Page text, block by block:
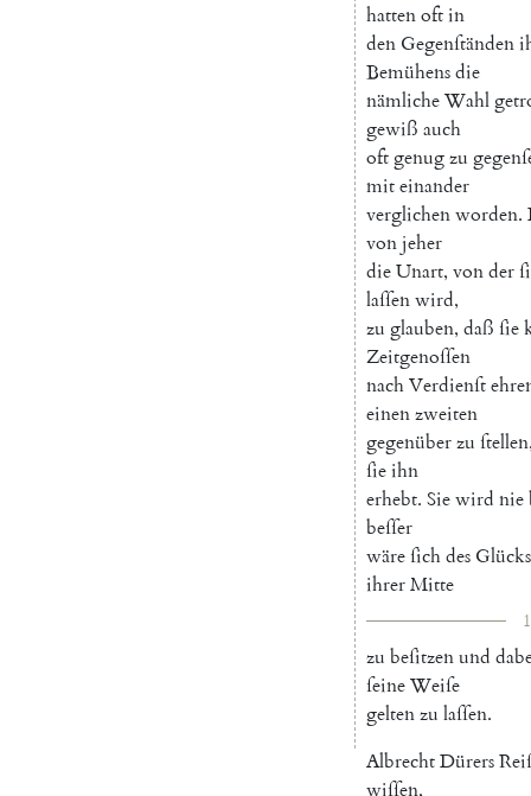
hattenoftin
den Gegenſtänden
Bemühensdie
nämlicheWahl
gewiß auch
oftgenugzu
miteinander
verglichenworden.
vonjeher
dieUnart, vonder
laſſenwird,
zu glauben, daß ſie
Zeitgenoſſen
nachVerdienſt
einenzweiten
gegenüberzu ſtellen
ſieihn
erhebt. Siewird nie
beſſer
wäreſichdes Glücks
ihrerMitte
zu beſitzenund
ſeineWeiſe
geltenzu laſſen.
AlbrechtDürers
wiſſen,